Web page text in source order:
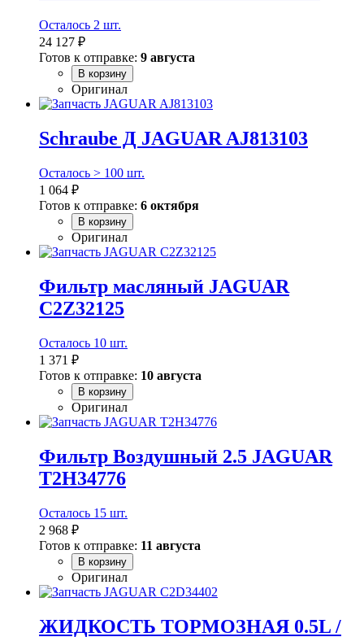
Осталось 2 шт.
24 127 ₽
Готов к отправке: 9 августа
В корзину
Оригинал
Schraube Д JAGUAR AJ813103
Осталось > 100 шт.
1 064 ₽
Готов к отправке: 6 октября
В корзину
Оригинал
Фильтр масляный JAGUAR
C2Z32125
Осталось 10 шт.
1 371 ₽
Готов к отправке: 10 августа
В корзину
Оригинал
Фильтр Воздушный 2.5 JAGUAR
T2H34776
Осталось 15 шт.
2 968 ₽
Готов к отправке: 11 августа
В корзину
Оригинал
ЖИДКОСТЬ ТОРМОЗНАЯ 0.5L /